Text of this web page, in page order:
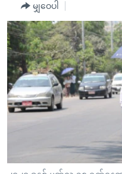
ကျော်
ကြည့်
ရန်
ပင်မ
အ
ညွန်း
အစ္စရေး-ပါလက်စတိုင်း
အင်္ဂလိပ်စာလေ့လာမယ်
အမေရိကန်သုံးအီဒီယံ
မကြေးမုံရဲ့ အင်္ဂလိပ်စာ
ရုပ်ရှင်ထဲက အင်္ဂလိပ်စာ
သုတပဒေသာ အင်္ဂလိပ်စာ
အပတ်စဉ်ကဏ္ဍများ
ရေဒီယို
တီဗွီ
ရေဒီယိုနှင့်ရုပ်သံ အချက်အလ
ရေဒီယို/တီဗွီအစီအစဉ်
Learning English
ဗွီအိုအေ လူမှုကွန်ယက်များ
မျှဝေပါ